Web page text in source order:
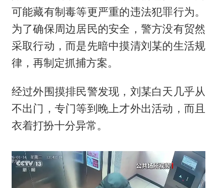
可能藏有制毒等更严重的违法犯罪行为。
为了确保周边居民的安全，警方没有贸然
采取行动，而是先暗中摸清刘某的生活规
律，再制定抓捕方案。
经过外围摸排民警发现，刘某白天几乎从
不出门，专门等到晚上才外出活动，而且
衣着打扮十分异常。